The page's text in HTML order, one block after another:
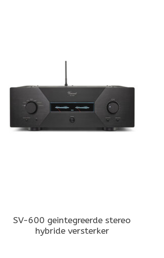
SV-600 geintegreerde stereo
hybride versterker